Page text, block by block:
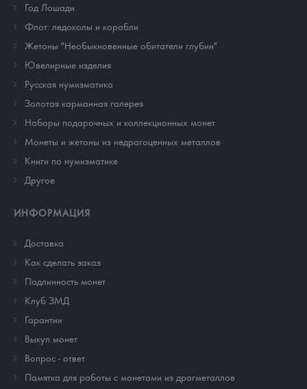
Год Лошади
Флот: ледоколы и корабли
Жетоны "Необыкновенные обитатели глубин"
Ювелирные изделия
Русская нумизматика
Золотая карманная галерея
Наборы подарочных и коллекционных монет
Монеты и жетоны из недрагоценных металлов
Книги по нумизматике
Другое
ИНФОРМАЦИЯ
Доставка
Как сделать заказ
Подлинность монет
Клуб ЗМД
Гарантии
Выкуп монет
Вопрос - ответ
Памятка для работы с монетами из драгметаллов